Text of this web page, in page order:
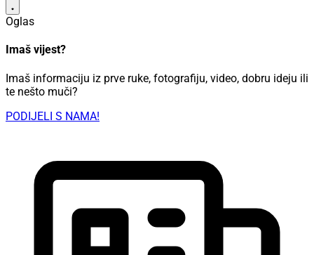
Oglas
Imaš vijest?
Imaš informaciju iz prve ruke, fotografiju, video, dobru ideju ili
te nešto muči?
PODIJELI S NAMA!